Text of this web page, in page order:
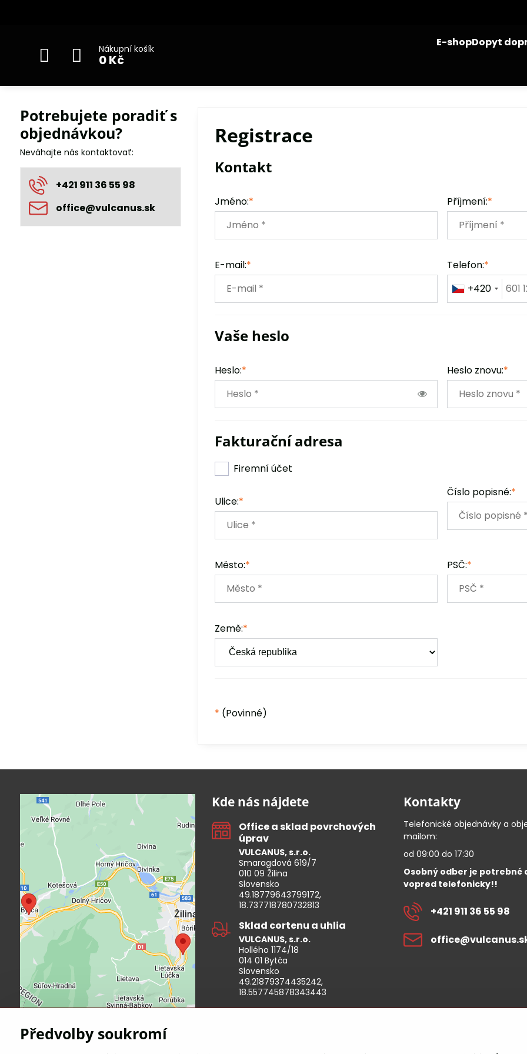
Nákupní košík
0 Kč
E-shopDopyt
Registrace
Kontakt
Jméno:* Příjmení:*
E-mail:* Telefon:*
+420
Vaše heslo
Heslo:* Heslo znovu:*
Fakturační adresa
Firemní účet
Ulice:*
Číslo popisné:*
Město:* PSČ:*
Země:*
* (Povinné)
Potrebujete poradiť s
objednávkou?
Neváhajte nás kontaktovať:
+421 911 36 55 98
office​@vulcanus​.sk
Externí obsah je blokován
Volbami soukromí
Přejete si načíst externí obsah?
Povolit a zapamatovat -
souhlas s druhem cookie:
Funkční
Kde nás nájdete
Office a sklad povrchových
úprav
VULCANUS, s.r.o.
Smaragdová 619/7
010 09 Žilina
Slovensko
49.18779643799172,
18.737718780732813
Sklad cortenu a uhlia
VULCANUS, s.r.o.
Hollého 1174/18
014 01 Bytča
Slovensko
49.21879374435242,
18.557745878343443
Kontakty
Telefonické objednávky a
mailom:
od 09:00 do 17:30
Osobný odber je potrebné
vopred telefonicky!!
+421 911 36 55 98
Předvolby soukromí